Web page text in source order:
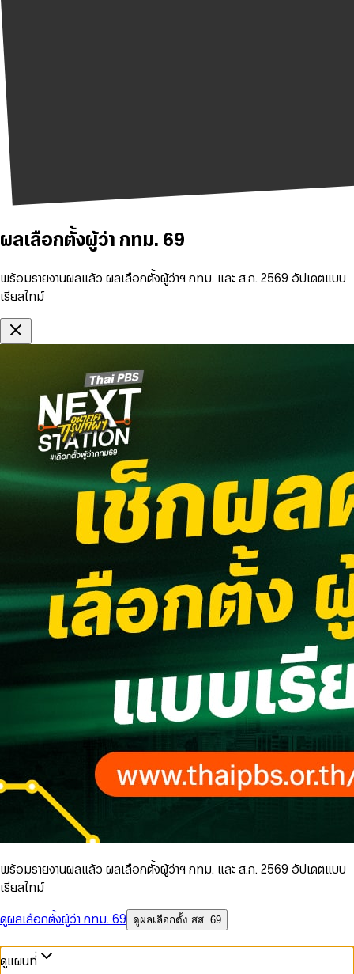
ผลเลือกตั้งผู้ว่า กทม. 69
พร้อมรายงานผลแล้ว ผลเลือกตั้งผู้ว่าฯ กทม. และ ส.ก. 2569 อัปเดตแบบ
เรียลไทม์
พร้อมรายงานผลแล้ว ผลเลือกตั้งผู้ว่าฯ กทม. และ ส.ก. 2569 อัปเดตแบบ
เรียลไทม์
ดูผลเลือกตั้งผู้ว่า กทม. 69
ดูผลเลือกตั้ง สส. 69
ดูแผนที่